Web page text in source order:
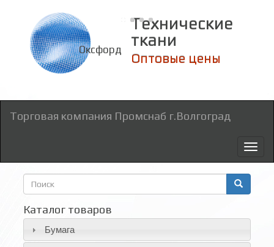
Технические
ткани
Оксфорд
Оптовые цены
Торговая компания Промснаб г.Волгоград
Форма
поиска
Каталог товаров
Бумага